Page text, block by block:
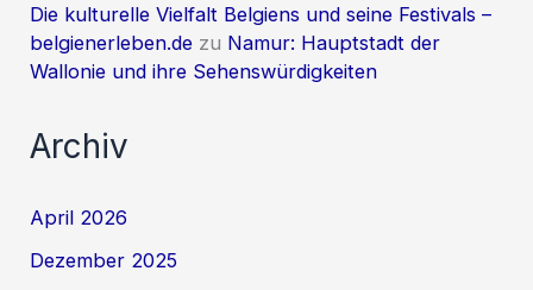
Die kulturelle Vielfalt Belgiens und seine Festivals –
belgienerleben.de zu Namur: Hauptstadt der
Wallonie und ihre Sehenswürdigkeiten
Archiv
April 2026
Dezember 2025